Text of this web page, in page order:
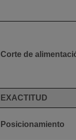
Corte de
EXACTITUD
Posicionamiento